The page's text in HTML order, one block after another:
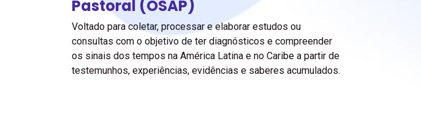
Pastoral (OSAP)
Voltado para coletar, processar e elaborar estudos ou
consultas com o objetivo de ter diagnósticos e compreender
os sinais dos tempos na América Latina e no Caribe a partir de
testemunhos, experiências, evidências e saberes acumulados.